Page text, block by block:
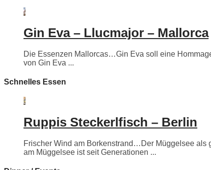
Gin Eva – Llucmajor – Mallorca
Die Essenzen Mallorcas…Gin Eva soll eine
von Gin Eva ...
Schnelles Essen
Ruppis Steckerlfisch – Berlin
Frischer Wind am Borkenstrand…Der Müggelsee als
am Müggelsee ist seit Generationen ...